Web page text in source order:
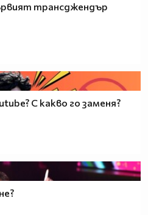
трансджендър
С какво го заменя?